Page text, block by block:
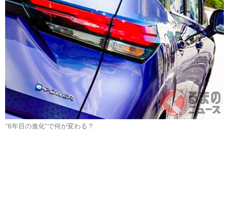
“6年目の進化”で何が変わる？